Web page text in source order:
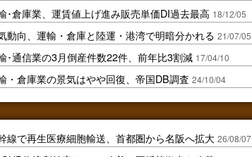
･倉庫業、運賃値上げ進み販売単価DI過去最高 18/12/05
動向、運輸・倉庫と陸運・港湾で明暗分かれる 21/07/05
･通信業の3月倒産件数22件、前年比3割減 17/04/10
・倉庫業の景気はやや回復、帝国DB調査 24/10/04
線で再生医療細胞輸送、首都圏から名阪へ拡大 26/08/07